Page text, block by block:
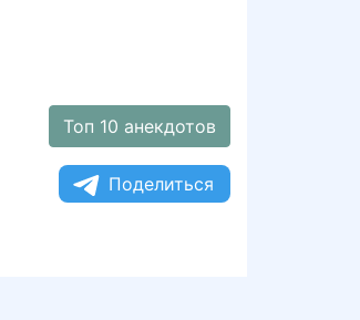
Топ 10 анекдотов
Поделиться